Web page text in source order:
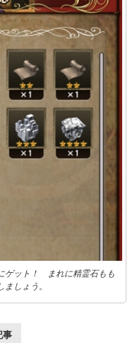
ゲット！ まれに精霊石もも
しょう。
事